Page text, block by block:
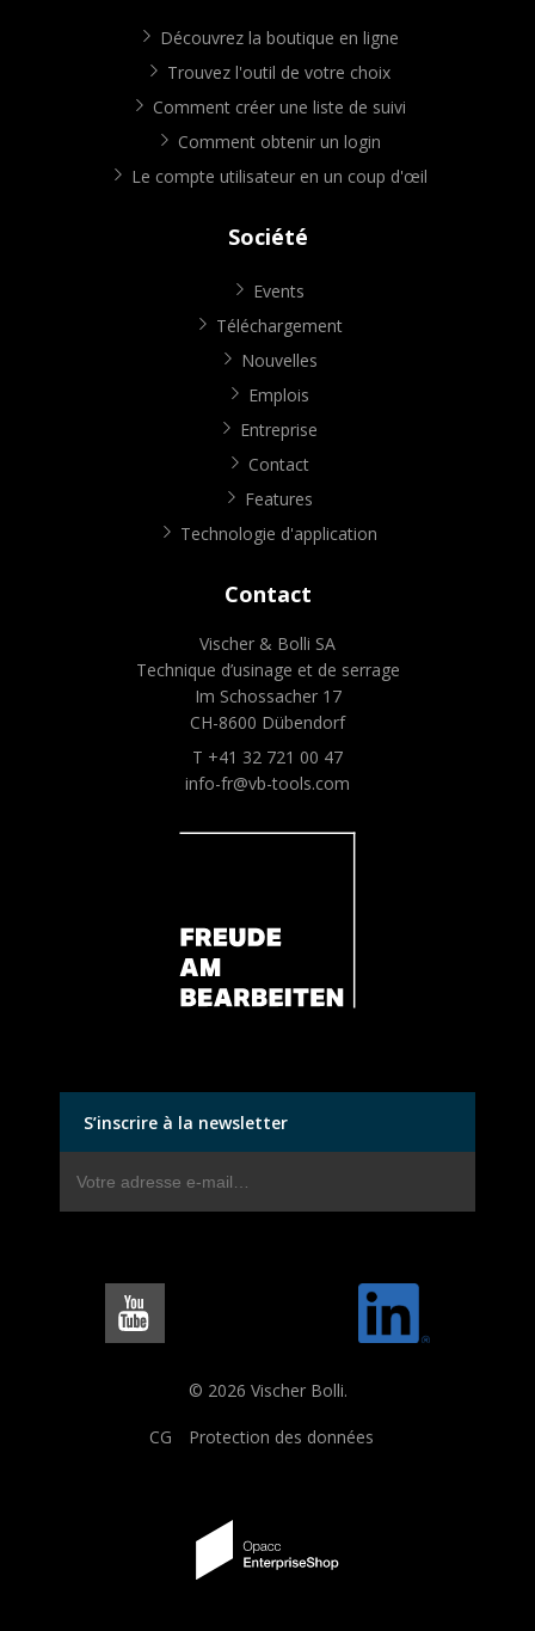
Découvrez la boutique en ligne
Trouvez l'outil de votre choix
Comment créer une liste de suivi
Comment obtenir un login
Le compte utilisateur en un coup d'œil
Société
Events
Téléchargement
Nouvelles
Emplois
Entreprise
Contact
Features
Technologie d'application
Contact
Vischer & Bolli SA
Technique d’usinage et de serrage
Im Schossacher 17
CH-8600 Dübendorf
T +41 32 721 00 47
info-fr@vb-tools.com
S’inscrire à la newsletter
© 2026 Vischer Bolli.
CG Protection des données